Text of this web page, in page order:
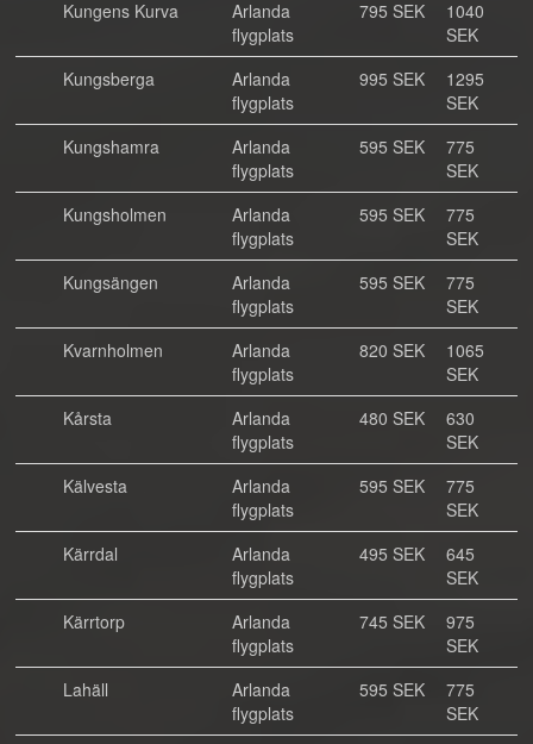
Kungens Kurva
Arlanda
flygplats
795 SEK
1040
SEK
Kungsberga
Arlanda
flygplats
995 SEK
1295
SEK
Kungshamra
Arlanda
flygplats
595 SEK
775
SEK
Kungsholmen
Arlanda
flygplats
595 SEK
775
SEK
Kungsängen
Arlanda
flygplats
595 SEK
775
SEK
Kvarnholmen
Arlanda
flygplats
820 SEK
1065
SEK
Kårsta
Arlanda
flygplats
480 SEK
630
SEK
Kälvesta
Arlanda
flygplats
595 SEK
775
SEK
Kärrdal
Arlanda
flygplats
495 SEK
645
SEK
Kärrtorp
Arlanda
flygplats
745 SEK
975
SEK
Lahäll
Arlanda
flygplats
595 SEK
775
SEK